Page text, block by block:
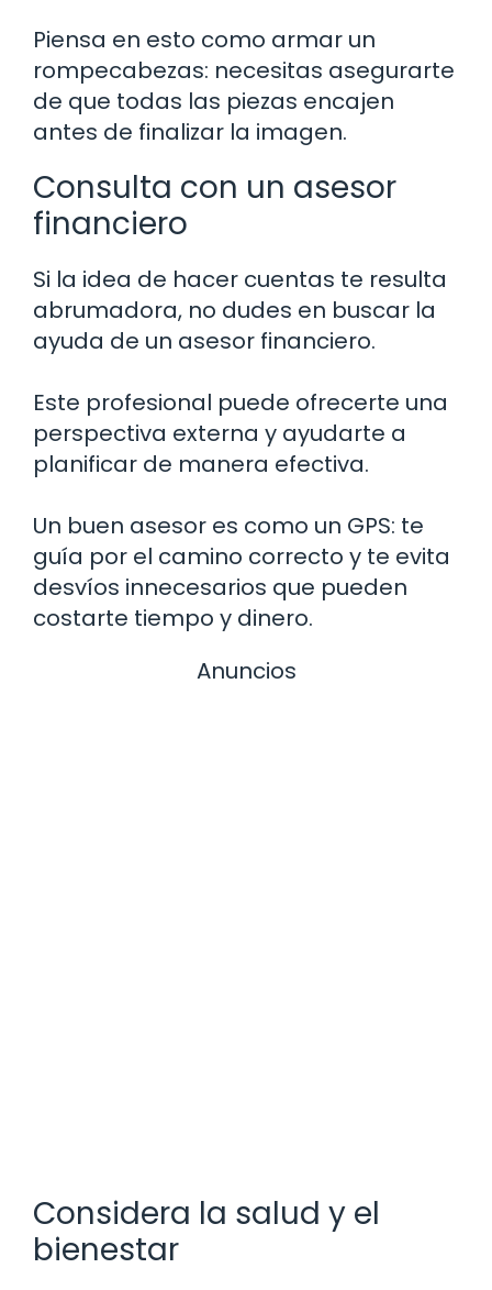
Piensa en esto como armar un
rompecabezas: necesitas asegurarte
de que todas las piezas encajen
antes de finalizar la imagen.
Consulta con un asesor
financiero
Si la idea de hacer cuentas te resulta
abrumadora, no dudes en buscar la
ayuda de un asesor financiero.
Este profesional puede ofrecerte una
perspectiva externa y ayudarte a
planificar de manera efectiva.
Un buen asesor es como un GPS: te
guía por el camino correcto y te evita
desvíos innecesarios que pueden
costarte tiempo y dinero.
Anuncios
Considera la salud y el
bienestar